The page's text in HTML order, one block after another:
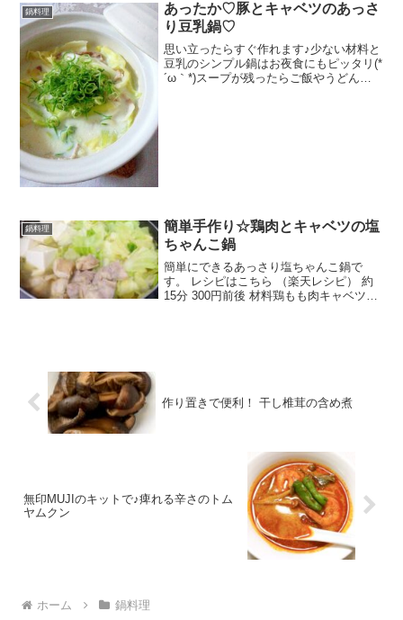
鍋料理
あったか♡豚とキャベツのあっさ
り豆乳鍋♡
思い立ったらすぐ作れます♪少ない材料と
豆乳のシンプル鍋はお夜食にもピッタリ(*
´ω｀*)スープが残ったらご飯やうどんで
鍋料理
簡単手作り☆鶏肉とキャベツの塩
ちゃんこ鍋
簡単にできるあっさり塩ちゃんこ鍋で
す。 レシピはこちら （楽天レシピ） 約
15分 300円前後 材料鶏もも肉キャベツ豆
作り置きで便利！ 干し椎茸の含め煮
無印MUJIのキットで♪痺れる辛さのトム
ヤムクン
ホーム 鍋料理